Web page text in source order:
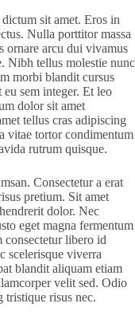
sit amet. Eros in
Nulla porttitor massa
ornare arcu dui vivamus
Nibh tellus molestie nunc
morbi blandit cursus
sem integer. Et leo
dolor sit amet
tellus cras adipiscing
vitae tortor condimentum
rutrum quisque.
Consectetur a erat
pretium. Sit amet
dolor. Nec
eget magna fermentum
consectetur libero id
scelerisque viverra
blandit aliquam etiam
velit sed. Odio
tristique risus nec.